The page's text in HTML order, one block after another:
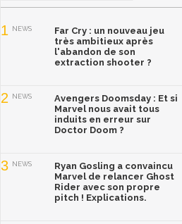
1 NEWS
Far Cry : un nouveau jeu
très ambitieux après
l'abandon de son
extraction shooter ?
2 NEWS
Avengers Doomsday : Et si
Marvel nous avait tous
induits en erreur sur
Doctor Doom ?
3 NEWS
Ryan Gosling a convaincu
Marvel de relancer Ghost
Rider avec son propre
pitch ! Explications.